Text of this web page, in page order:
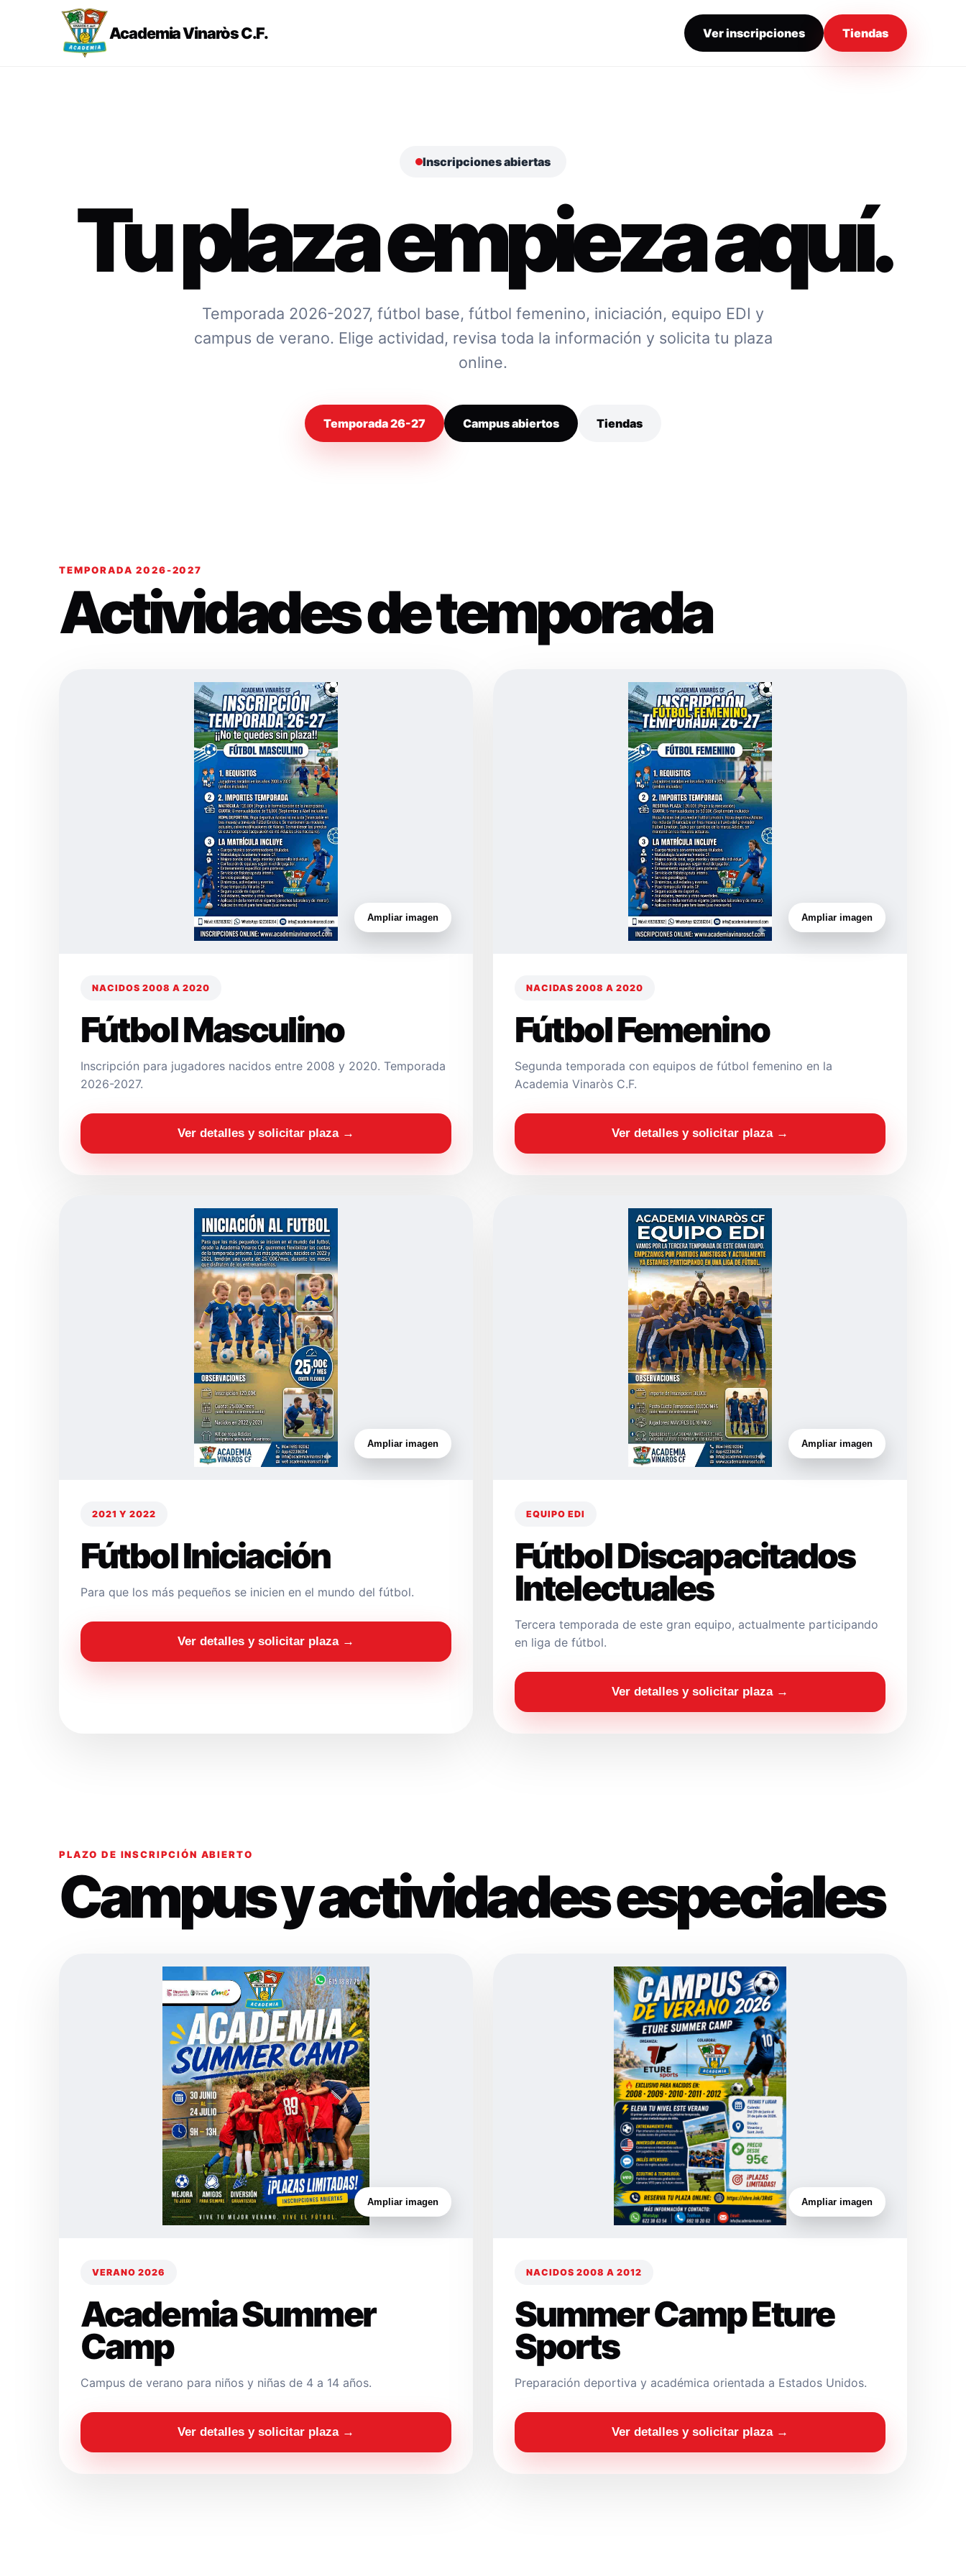
Academia Vinaròs C.F. Ver inscripciones Tiendas
Inscripciones abiertas
Tu plaza empieza aquí.
Temporada 2026-2027, fútbol base, fútbol femenino, iniciación, equipo EDI y
campus de verano. Elige actividad, revisa toda la información y solicita tu plaza
online.
Temporada 26-27 Campus abiertos Tiendas
TEMPORADA 2026-2027
Actividades de temporada
Ampliar imagen
NACIDOS 2008 A 2020
Fútbol Masculino
Inscripción para jugadores nacidos entre 2008 y 2020. Temporada
2026-2027.
Ver detalles y solicitar plaza →
Ampliar imagen
NACIDAS 2008 A 2020
Fútbol Femenino
Segunda temporada con equipos de fútbol femenino en la
Academia Vinaròs C.F.
Ver detalles y solicitar plaza →
Ampliar imagen
2021 Y 2022
Fútbol Iniciación
Para que los más pequeños se inicien en el mundo del fútbol.
Ver detalles y solicitar plaza →
Ampliar imagen
EQUIPO EDI
Fútbol Discapacitados
Intelectuales
Tercera temporada de este gran equipo, actualmente participando
en liga de fútbol.
Ver detalles y solicitar plaza →
PLAZO DE INSCRIPCIÓN ABIERTO
Campus y actividades especiales
Ampliar imagen
VERANO 2026
Academia Summer
Camp
Campus de verano para niños y niñas de 4 a 14 años.
Ver detalles y solicitar plaza →
Ampliar imagen
NACIDOS 2008 A 2012
Summer Camp Eture
Sports
Preparación deportiva y académica orientada a Estados Unidos.
Ver detalles y solicitar plaza →